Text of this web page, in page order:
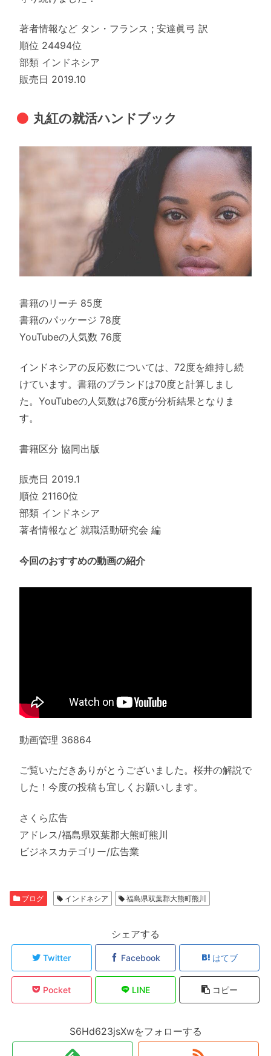
著者情報など タン・フランス ; 安達眞弓 訳
順位 24494位
部類 インドネシア
販売日 2019.10
丸紅の就活ハンドブック
書籍のリーチ 85度
書籍のパッケージ 78度
YouTubeの人気数 76度
インドネシアの反応数については、72度を維持し続
けています。書籍のブランドは70度と計算しまし
た。YouTubeの人気数は76度が分析結果となりま
す。
書籍区分 協同出版
販売日 2019.1
順位 21160位
部類 インドネシア
著者情報など 就職活動研究会 編
今回のおすすめの動画の紹介
動画管理 36864
ご覧いただきありがとうございました。桜井の解説で
した！今度の投稿も宜しくお願いします。
さくら広告
アドレス/福島県双葉郡大熊町熊川
ビジネスカテゴリー/広告業
ブログ インドネシア 福島県双葉郡大熊町熊川
シェアする
Twitter Facebook はてブ
Pocket LINE コピー
S6Hd623jsXwをフォローする